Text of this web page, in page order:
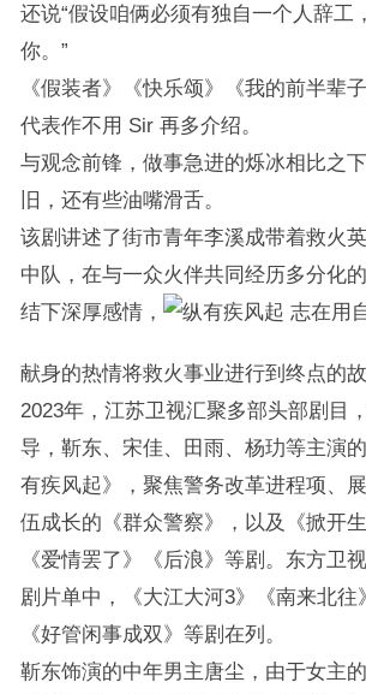
还说“假设咱俩必须有独自一个人辞工
你。”
《假装者》《快乐颂》《我的前半
代表作不用 Sir 再多介绍。
与观念前锋，做事急进的烁冰相比之
旧，还有些油嘴滑舌。
该剧讲述了街市青年李溪成带着救火
中队，在与一众火伴共同经历多分化
结下深厚感情，
志在用
献身的热情将救火事业进行到终点的故
2023年，江苏卫视汇聚多部头部剧目
导，靳东、宋佳、田雨、杨玏等主演
有疾风起》，聚焦警务改革进程项、
伍成长的《群众警察》，以及《掀开
《爱情罢了》《后浪》等剧。东方卫
剧片单中，《大江大河3》《南来北往
《好管闲事成双》等剧在列。
靳东饰演的中年男主唐尘，由于女主